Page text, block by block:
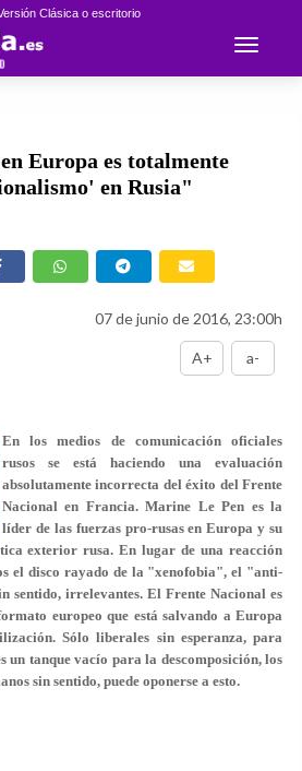
Clásica o escritorio
Toggle
Europa es totalmente
en Rusia"
07 de junio de 2016, 23:00h
A+ a-
En los medios de comunicación oficiales
rusos se está haciendo una evaluación
absolutamente incorrecta del éxito del Frente
Nacional en Francia. Marine Le Pen es la
líder de las fuerzas pro-rusas en Europa y su
exterior rusa. En lugar de una reacción
el disco rayado de la "xenofobia", el "anti-
sentido, irrelevantes. El Frente Nacional es
europeo que está salvando a Europa
Sólo liberales sin esperanza, para
un tanque vacío para la descomposición, los
sin sentido, puede oponerse a esto.